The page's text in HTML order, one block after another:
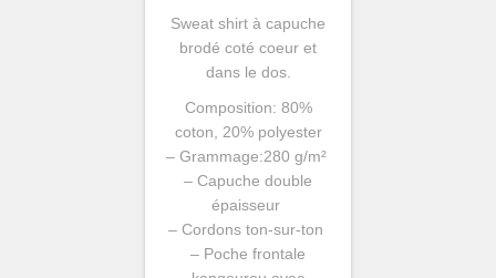
Sweat shirt à capuche
brodé coté coeur et
dans le dos.
Composition: 80%
coton, 20% polyester
– Grammage:280 g/m²
– Capuche double
épaisseur
– Cordons ton-sur-ton
– Poche frontale